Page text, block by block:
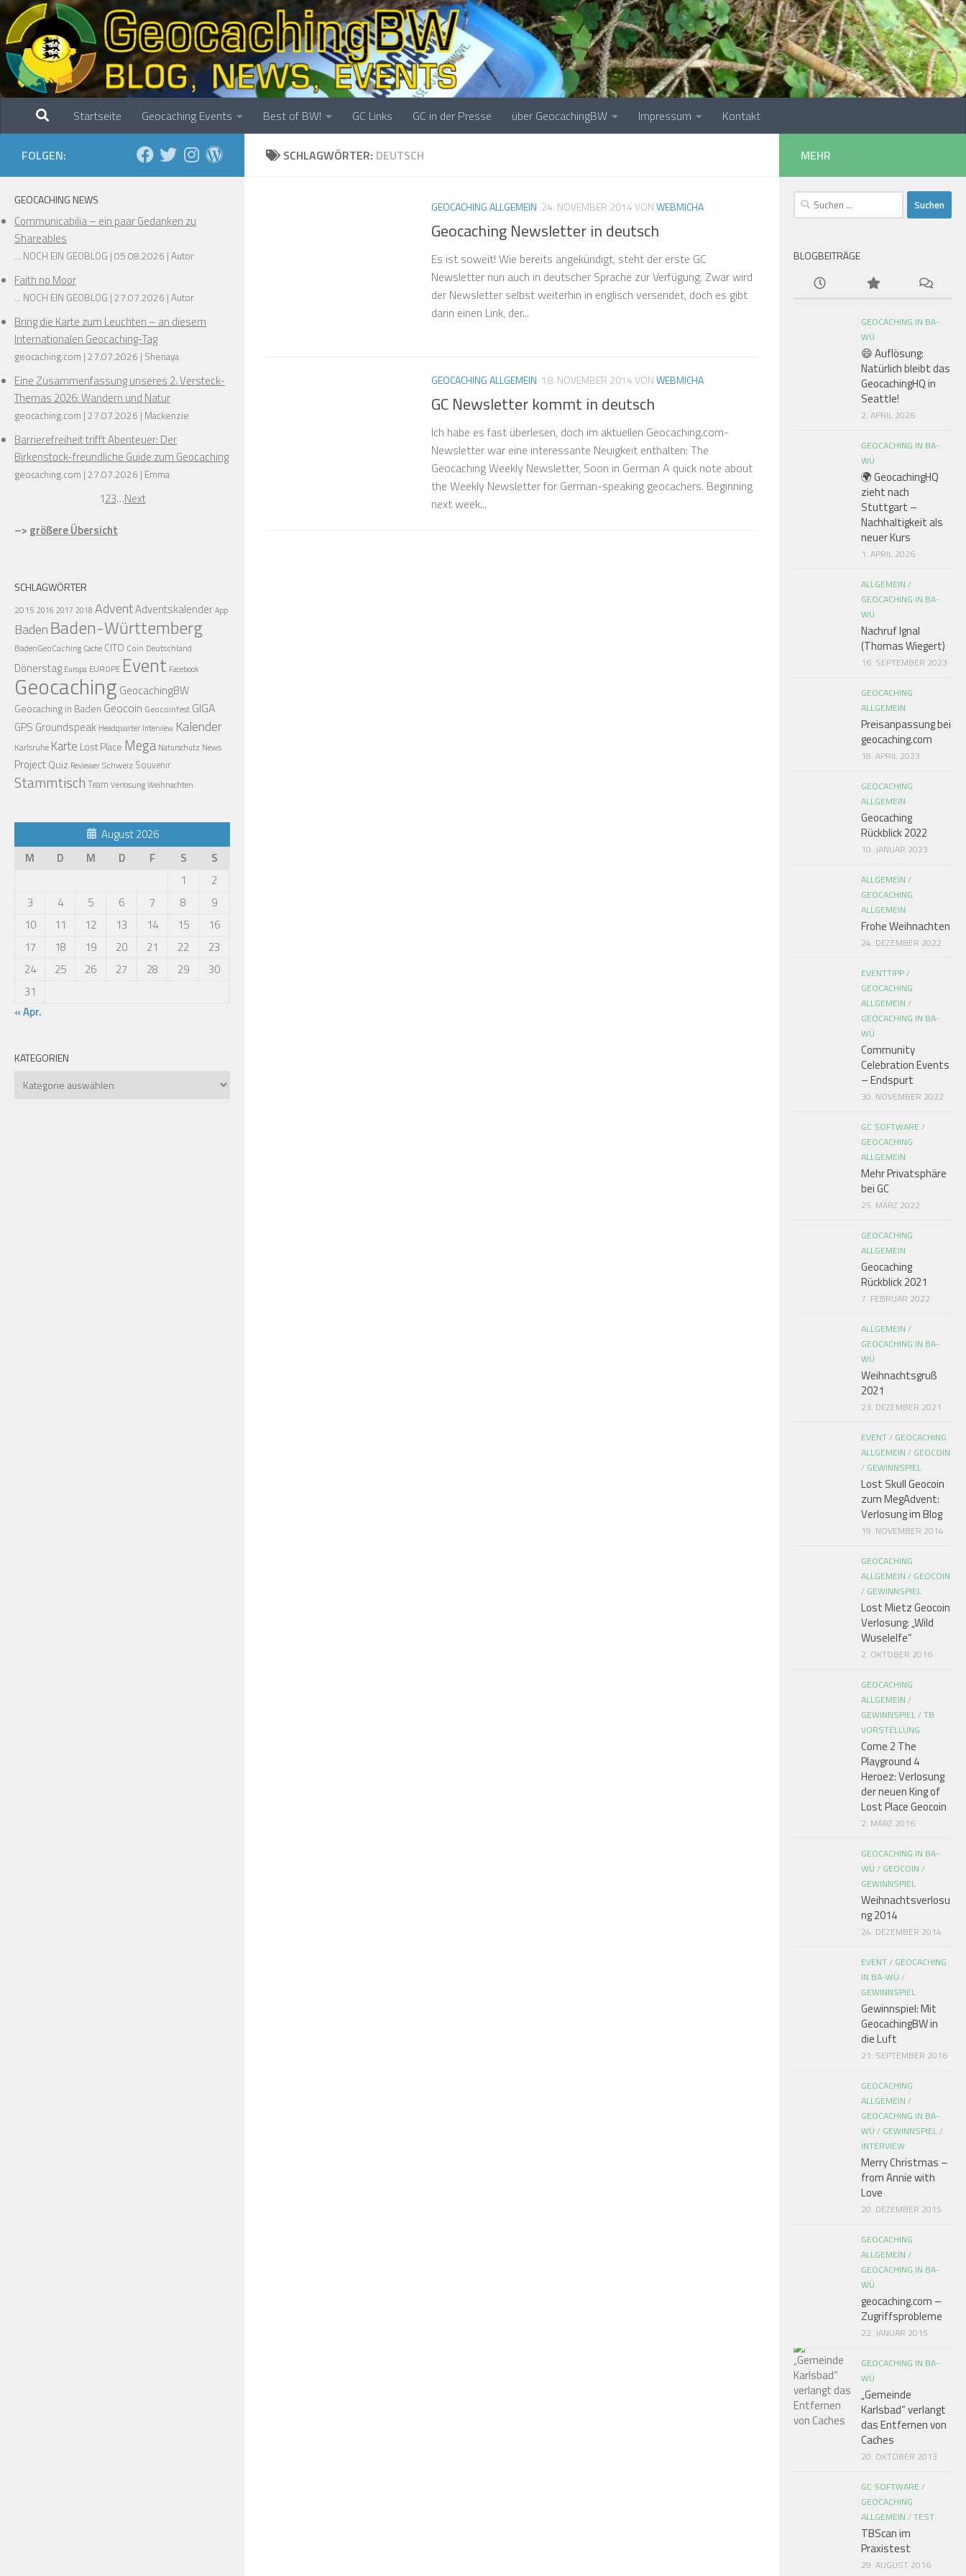
Zum Inhalt springen
Startseite Geocaching Events Best of BW! GC Links GC in der Presse über GeocachingBW Impressum Kontakt
SCHLAGWÖRTER: DEUTSCH
GEOCACHING ALLGEMEIN 24. NOVEMBER 2014VONWEBMICHA
Geocaching Newsletter in deutsch
Es ist soweit! Wie bereits angekündigt, steht der erste GC
Newsletter nun auch in deutscher Sprache zur Verfügung. Zwar wird
der Newsletter selbst weiterhin in englisch versendet, doch es gibt
darin einen Link, der...
GEOCACHING ALLGEMEIN 18. NOVEMBER 2014VONWEBMICHA
GC Newsletter kommt in deutsch
Ich habe es fast überlesen, doch im aktuellen Geocaching.com-
Newsletter war eine interessante Neuigkeit enthalten: The
Geocaching Weekly Newsletter, Soon in German A quick note about
the Weekly Newsletter for German-speaking geocachers. Beginning
next week...
FOLGEN:
GEOCACHING NEWS
Communicabilia – ein paar Gedanken zu
Shareables
... NOCH EIN GEOBLOG 05.08.2026 Autor
Faith no Moor
... NOCH EIN GEOBLOG 27.07.2026 Autor
Bring die Karte zum Leuchten – an diesem
Internationalen Geocaching-Tag
geocaching.com 27.07.2026 Shenaya
Eine Zusammenfassung unseres 2. Versteck-
Themas 2026: Wandern und Natur
geocaching.com 27.07.2026 Mackenzie
Barrierefreiheit trifft Abenteuer: Der
Birkenstock-freundliche Guide zum Geocaching
geocaching.com 27.07.2026 Emma
123…Next
–> größere Übersicht
SCHLAGWÖRTER
2015 2016 2017 2018 AdventAdventskalenderApp
BadenBaden-Württemberg
BadenGeoCaching Cache CITO Coin Deutschland
Dönerstag Europa EUROPE Event Facebook
Geocaching GeocachingBW
Geocaching in Baden Geocoin Geocoinfest GIGA
GPS Groundspeak Headquarter Interview Kalender
Karlsruhe Karte Lost Place Mega Naturschutz News
ProjectQuiz ReviewerSchweiz Souvenir
Stammtisch Team VerlosungWeihnachten
August 2026
M
D M D F S
S
1
2
3
4 5 6 7 8
9
10
11 12 13 14 15
16
17
18 19 20 21 22
23
24
25 26 27 28 29
30
31
« Apr.
KATEGORIEN
Kategorien
MEHR
Suchen
nach:
BLOGBEITRÄGE
GEOCACHING IN BA-
WÜ
😄 Auflösung:
Natürlich bleibt das
GeocachingHQ in
Seattle!
2. APRIL 2026
GEOCACHING IN BA-
WÜ
🌍 GeocachingHQ
zieht nach
Stuttgart –
Nachhaltigkeit als
neuer Kurs
1. APRIL 2026
ALLGEMEIN /
GEOCACHING IN BA-
WÜ
Nachruf Ignal
(Thomas Wiegert)
16. SEPTEMBER 2023
GEOCACHING
ALLGEMEIN
Preisanpassung bei
geocaching.com
18. APRIL 2023
GEOCACHING
ALLGEMEIN
Geocaching
Rückblick 2022
10. JANUAR 2023
ALLGEMEIN /
GEOCACHING
ALLGEMEIN
Frohe Weihnachten
24. DEZEMBER 2022
EVENTTIPP/
GEOCACHING
ALLGEMEIN /
GEOCACHING IN BA-
WÜ
Community
Celebration Events
– Endspurt
30. NOVEMBER 2022
GC SOFTWARE /
GEOCACHING
ALLGEMEIN
Mehr Privatsphäre
bei GC
25. MÄRZ 2022
GEOCACHING
ALLGEMEIN
Geocaching
Rückblick 2021
7. FEBRUAR 2022
ALLGEMEIN /
GEOCACHING IN BA-
WÜ
Weihnachtsgruß
2021
23. DEZEMBER 2021
EVENT/ GEOCACHING
ALLGEMEIN / GEOCOIN
/ GEWINNSPIEL
Lost Skull Geocoin
zum MegAdvent:
Verlosung im Blog
19. NOVEMBER 2014
GEOCACHING
ALLGEMEIN / GEOCOIN
/ GEWINNSPIEL
Lost Mietz Geocoin
Verlosung: „Wild
Wuselelfe“
2. OKTOBER 2016
GEOCACHING
ALLGEMEIN /
GEWINNSPIEL/TB
VORSTELLUNG
Come 2 The
Playground 4
Heroez: Verlosung
der neuen King of
Lost Place Geocoin
2. MÄRZ 2016
GEOCACHING IN BA-
WÜ / GEOCOIN /
GEWINNSPIEL
Weihnachtsverlosu
ng 2014
24. DEZEMBER 2014
EVENT/ GEOCACHING
IN BA-WÜ /
GEWINNSPIEL
Gewinnspiel: Mit
GeocachingBW in
die Luft
21. SEPTEMBER 2016
GEOCACHING
ALLGEMEIN /
GEOCACHING IN BA-
WÜ / GEWINNSPIEL/
INTERVIEW
Merry Christmas –
from Annie with
Love
20. DEZEMBER 2015
GEOCACHING
ALLGEMEIN /
GEOCACHING IN BA-
WÜ
geocaching.com –
Zugriffsprobleme
22. JANUAR 2015
GEOCACHING IN BA-
WÜ
„Gemeinde
Karlsbad“ verlangt
das Entfernen von
Caches
20. OKTOBER 2013
GC SOFTWARE /
GEOCACHING
ALLGEMEIN /TEST
TBScan im
Praxistest
29. AUGUST 2016